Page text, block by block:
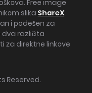
Free image
slika ShareX.
i podešen za
dva različita
za direktne linkove
Reserved.